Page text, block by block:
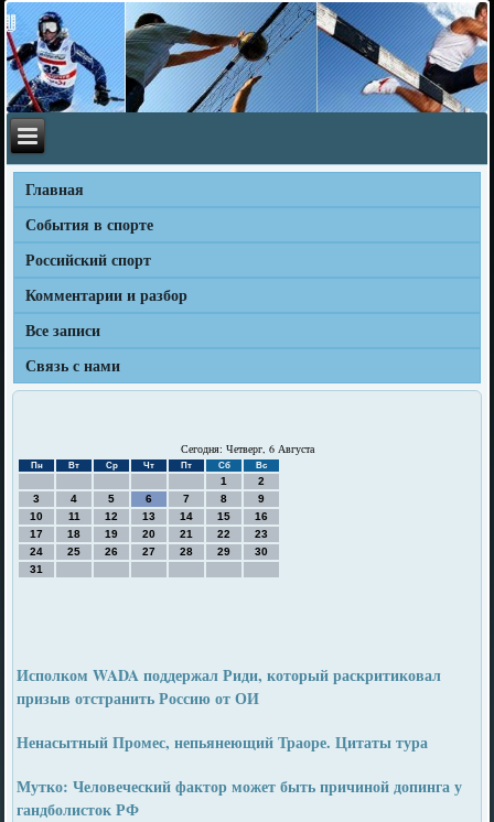
Главная
События в спорте
Российский спорт
Комментарии и разбор
Все записи
Связь с нами
Сегодня: Четверг, 6 Августа
Пн Вт Ср Чт Пт Сб Вс
1
2
3
4 5 6 7 8
9
10
11 12 13 14 15
16
17
18 19 20 21 22
23
24
25 26 27 28 29
30
31
Исполком WADA поддержал Риди, который раскритиковал
призыв отстранить Россию от ОИ
Ненасытный Промес, непьянеющий Траоре. Цитаты тура
Мутко: Человеческий фактор может быть причиной допинга у
гандболисток РФ